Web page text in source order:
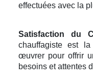
effectuées avec la
Satisfaction du
chauffagiste est
œuvrer pour offrir
besoins et attentes